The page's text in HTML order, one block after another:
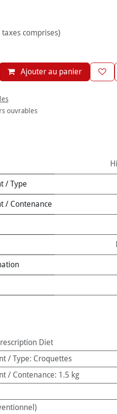
taxes comprises)
Ajouter au panier
ouvrables
/ Type
/ Contenance
Diet
/ Type: Croquettes
/ Contenance: 1.5 kg